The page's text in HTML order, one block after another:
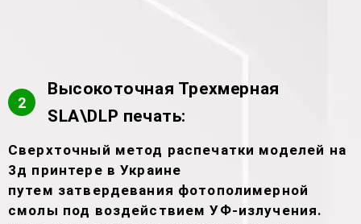
2
Высокоточная Трехмерная
SLA\DLP печать:
Сверхточный метод распечатки моделей на
3д принтере в Украине
путем затвердевания фотополимерной
смолы под воздействием УФ-излучения.